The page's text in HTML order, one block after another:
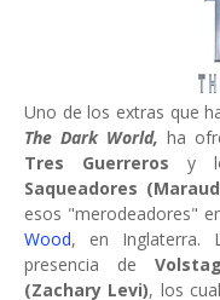
Uno de los extras que
The Dark World, ha
Tres Guerreros y
Saqueadores
esos "merodeadores"
Wood, en Inglaterra.
presencia de
(Zachary Levi), los